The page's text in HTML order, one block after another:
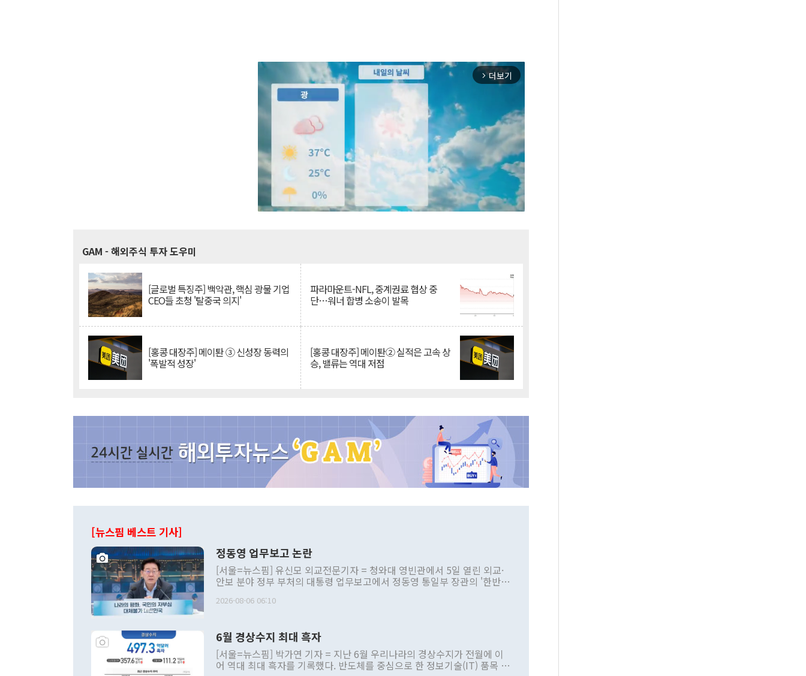
arrow_forward_ios 더보기
GAM - 해외주식 투자 도우미
[글로벌 특징주] 백악관, 핵심 광물 기업
CEO들 초청 '탈중국 의지'
파라마운트-NFL, 중계권료 협상 중
단…워너 합병 소송이 발목
[홍콩 대장주] 메이퇀 ③ 신성장 동력의
'폭발적 성장'
[홍콩 대장주] 메이퇀② 실적은 고속 상
승, 밸류는 역대 저점
[뉴스핌 베스트 기사]
정동영 업무보고 논란
[서울=뉴스핌] 유신모 외교전문기자 = 청와대 영빈관에서 5일 열린 외교·
안보 분야 정부 부처의 대통령 업무보고에서 정동영 통일부 장관의 '한반도
발언 중에는 정부 내 조율을 거치지 않은 사안을 정책으로 추진하겠다고 공
주의적 희망에 근거한 비현실적 구상'이라는 비판을 내놨다. 그동안 정 장
관의 대북 정책 관련 발언이 물의를 빚은 적은 여러 번 있지만 대통령과 유
관 부처 장관이 공개적으로 부정적 입장을 표명한 것은 이례적이다. 정 장
관의 무리한 대북 접근법과 월권을 제어해야 한다는 목소리도 높아지고 있
2026-08-06 06:10
6월 경상수지 최대 흑자
[서울=뉴스핌] 박가연 기자 = 지난 6월 우리나라의 경상수지가 전월에 이
어 역대 최대 흑자를 기록했다. 반도체를 중심으로 한 정보기술(IT) 품목 수